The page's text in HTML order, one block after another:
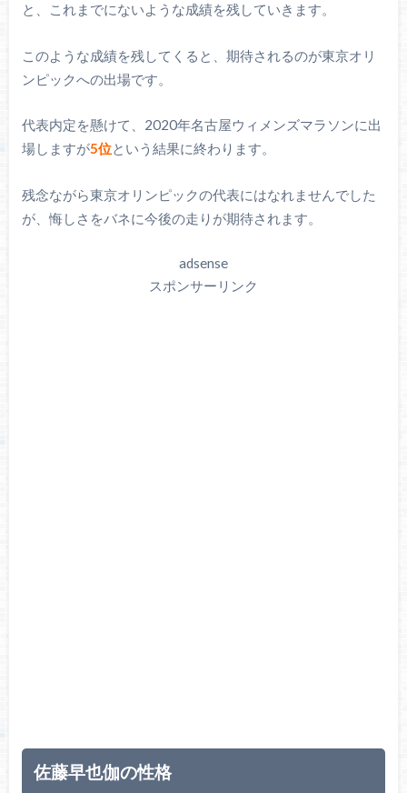
と、これまでにないような成績を残していきます。
このような成績を残してくると、期待されるのが東京オリ
ンピックへの出場です。
代表内定を懸けて、2020年名古屋ウィメンズマラソンに出
場しますが5位という結果に終わります。
残念ながら東京オリンピックの代表にはなれませんでした
が、悔しさをバネに今後の走りが期待されます。
adsense
スポンサーリンク
佐藤早也伽の性格